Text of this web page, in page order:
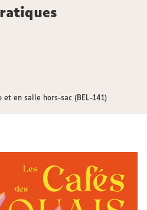
et en salle hors-sac (BEL-141)